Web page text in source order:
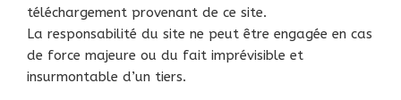
téléchargement provenant de ce site.
La responsabilité du site ne peut être engagée en cas
de force majeure ou du fait imprévisible et
insurmontable d’un tiers.